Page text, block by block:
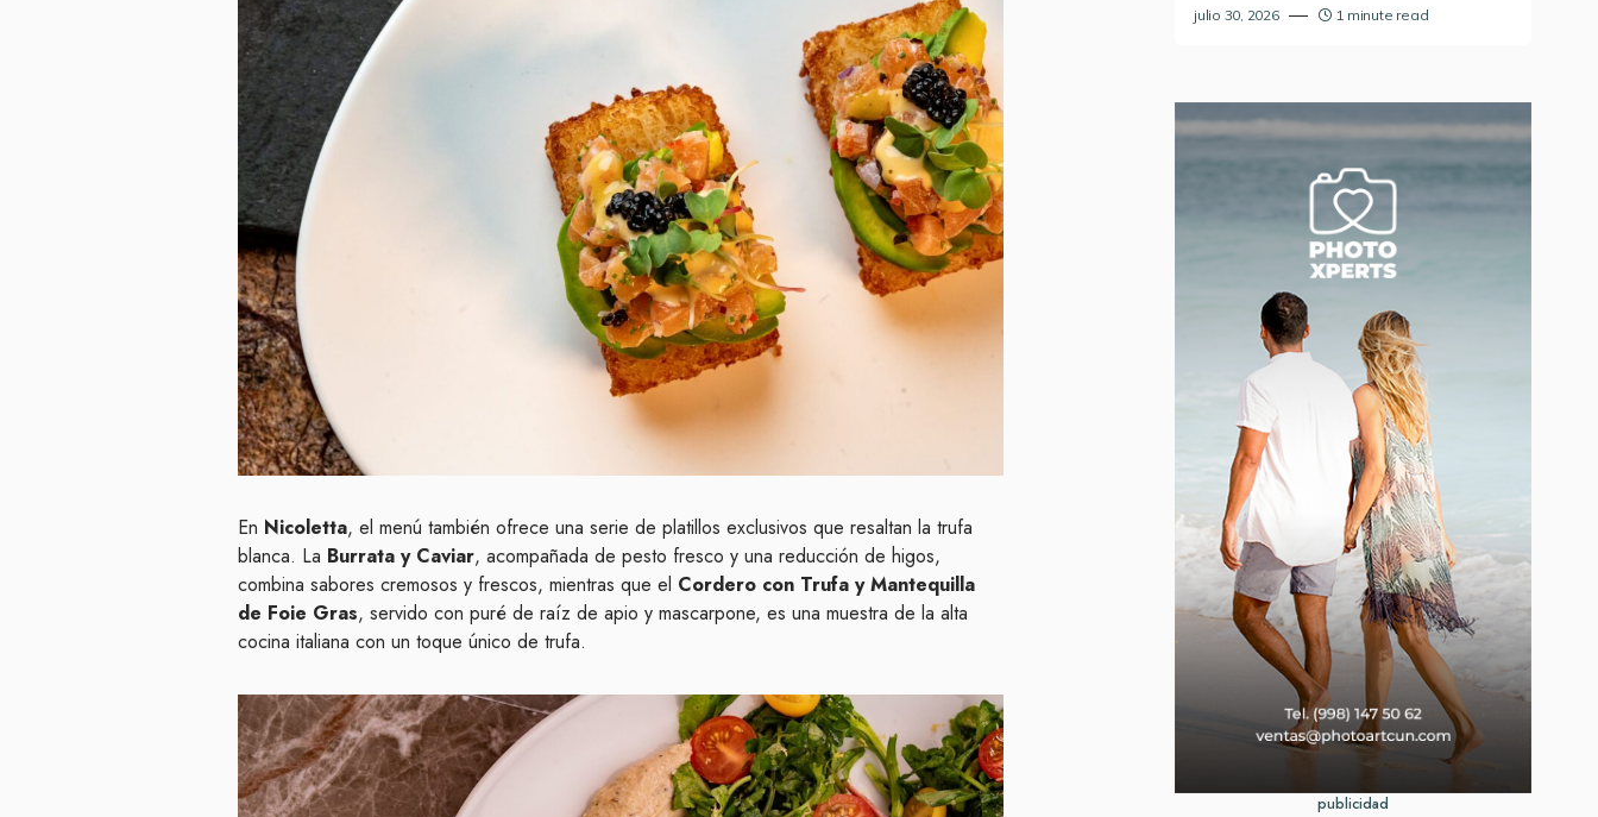
En Nicoletta, el menú también ofrece una serie de platillos exclusivos que resaltan la trufa
blanca. La Burrata y Caviar, acompañada de pesto fresco y una reducción de higos,
combina sabores cremosos y frescos, mientras que el Cordero con Trufa y Mantequilla
de Foie Gras, servido con puré de raíz de apio y mascarpone, es una muestra de la alta
cocina italiana con un toque único de trufa.
julio 30, 2026 1 minute read
publicidad